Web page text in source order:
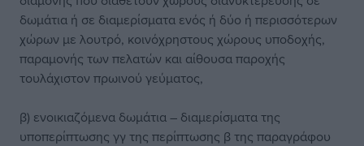
δωμάτια ή σε διαμερίσματα ενός ή δύο ή περισσότερων
χώρων με λουτρό, κοινόχρηστους χώρους υποδοχής,
παραμονής των πελατών και αίθουσα παροχής
τουλάχιστον πρωινού γεύματος,
β) ενοικιαζόμενα δωμάτια – διαμερίσματα της
υποπερίπτωσης γγ της περίπτωσης β της παραγράφου